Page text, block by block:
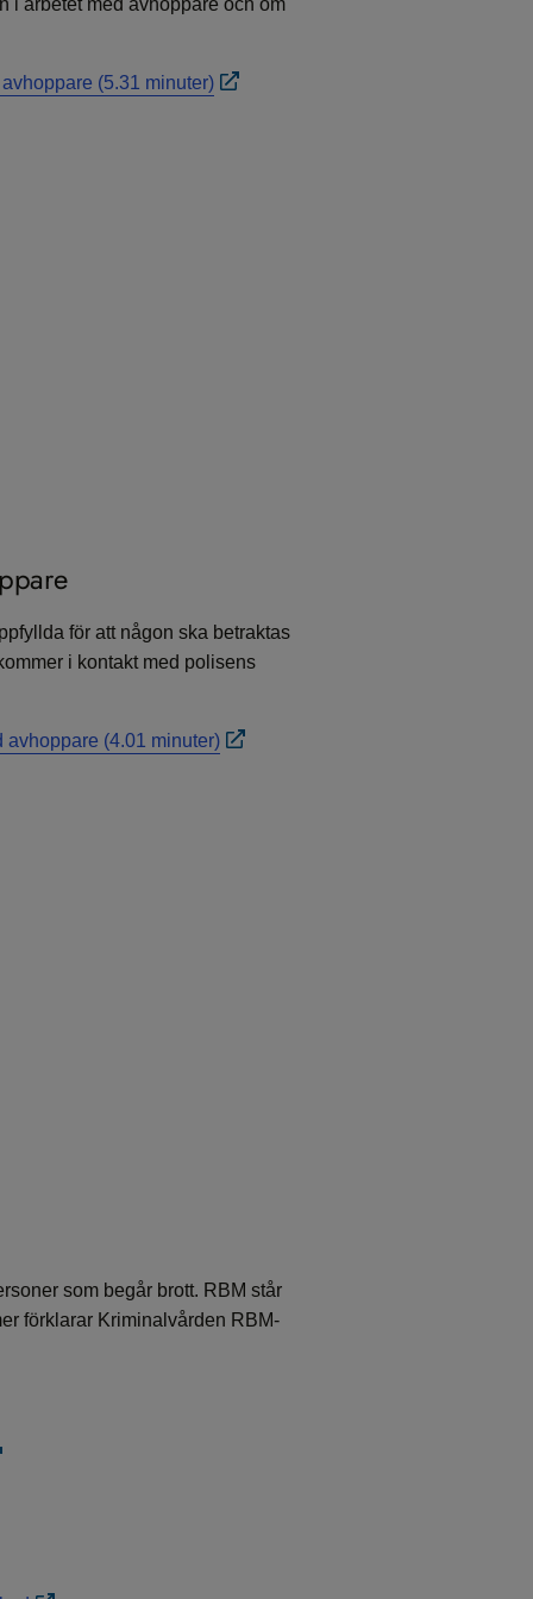
i arbetet med avhoppare och om
(5.31 minuter)
för att någon ska betraktas
i kontakt med polisens
(4.01 minuter)
som begår brott. RBM står
förklarar Kriminalvården RBM-